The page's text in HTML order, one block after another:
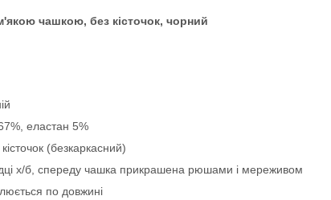
чашкою, без кісточок, чорний
еластан 5%
(безкаркасний)
х/б, спереду чашка прикрашена рюшами і мереживом
по довжині